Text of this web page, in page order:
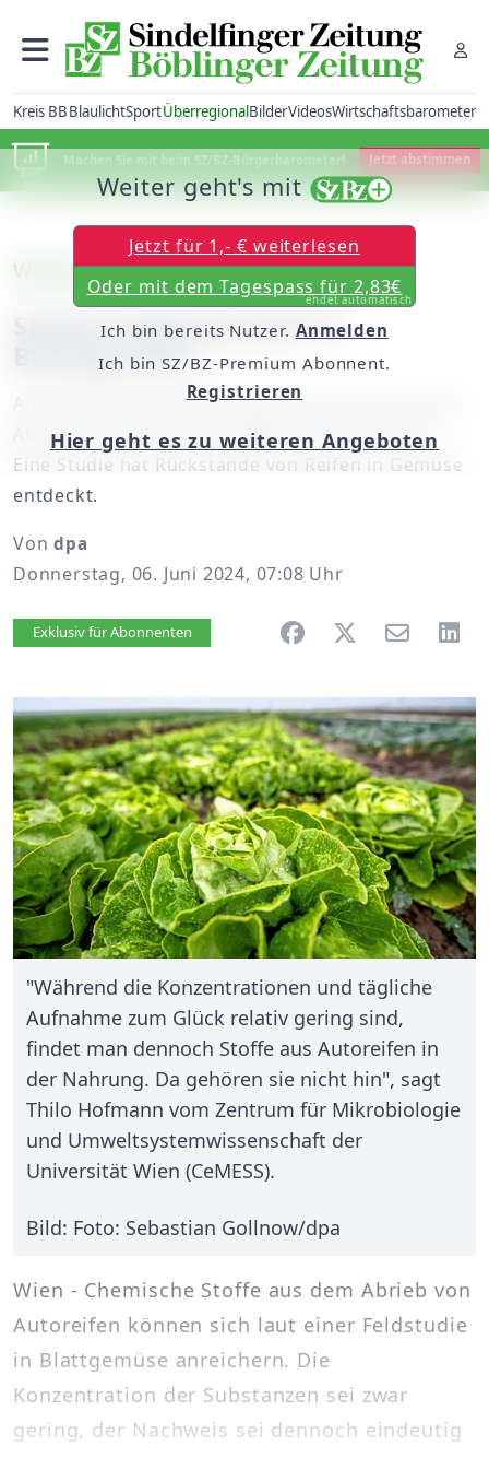
Kreis BBBlaulichtSportÜberregionalBilderVideosWirtschaftsbarometer
Machen Sie mit beim SZ/BZ-Bürgerbarometer! Jetzt abstimmen
Wissenschaft
Studie: Reifenabrieb im
Blattgemüse
Autos stoßen nicht nur giftige Gase aus. Auch der
Abrieb ihrer Reifen hat Folgen für die Umwelt.
Eine Studie hat Rückstände von Reifen in Gemüse
entdeckt.
Vondpa
Donnerstag, 06. Juni 2024, 07:08 Uhr
Artikel vorlesen
Exklusiv für Abonnenten
"Während die Konzentrationen und tägliche
Aufnahme zum Glück relativ gering sind,
findet man dennoch Stoffe aus Autoreifen in
der Nahrung. Da gehören sie nicht hin", sagt
Thilo Hofmann vom Zentrum für Mikrobiologie
und Umweltsystemwissenschaft der
Universität Wien (CeMESS).
Bild: Foto: Sebastian Gollnow/dpa
Wien - Chemische Stoffe aus dem Abrieb von
Autoreifen können sich laut einer Feldstudie
in Blattgemüse anreichern. Die
Konzentration der Substanzen sei zwar
gering, der Nachweis sei dennoch eindeutig
Weiter geht's mit
Jetzt für 1,- € weiterlesen
Oder mit dem Tagespass für 2,83€
endet automatisch
Ich bin bereits Nutzer. Anmelden
Ich bin SZ/BZ-Premium Abonnent.
Registrieren
Hier geht es zu weiteren Angeboten